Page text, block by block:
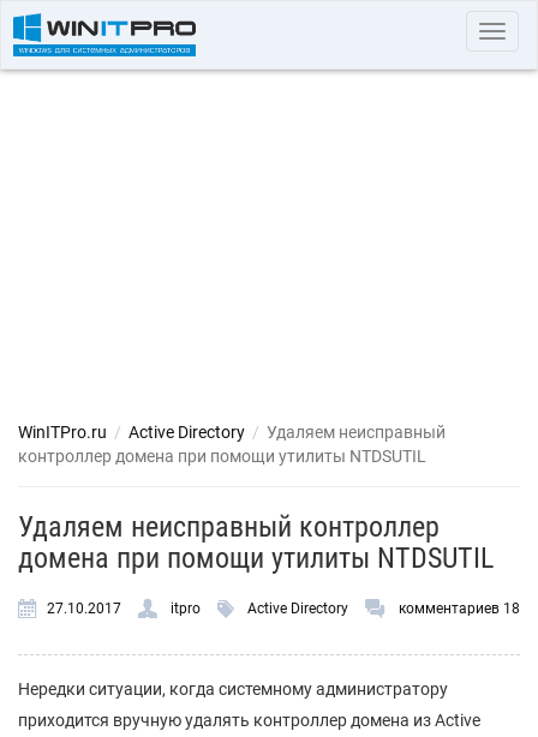
WinITPro.ru / Active Directory / Удаляем неисправный
контроллер домена при помощи утилиты NTDSUTIL
Удаляем неисправный контроллер
домена при помощи утилиты NTDSUTIL
27.10.2017 itpro Active Directory комментариев 18
Нередки ситуации, когда системному администратору
приходится вручную удалять контроллер домена из Active